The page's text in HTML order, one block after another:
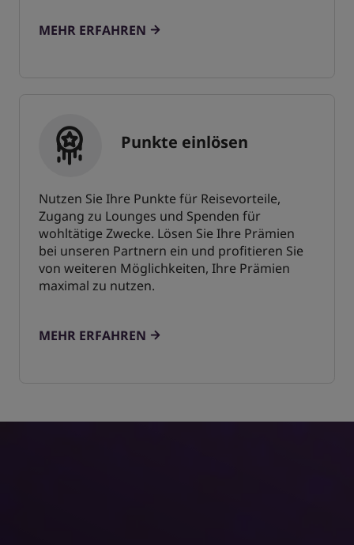
MEHR ERFAHREN
Punkte einlösen
Nutzen Sie Ihre Punkte für Reisevorteile,
Zugang zu Lounges und Spenden für
wohltätige Zwecke. Lösen Sie Ihre Prämien
bei unseren Partnern ein und profitieren Sie
von weiteren Möglichkeiten, Ihre Prämien
maximal zu nutzen.
MEHR ERFAHREN